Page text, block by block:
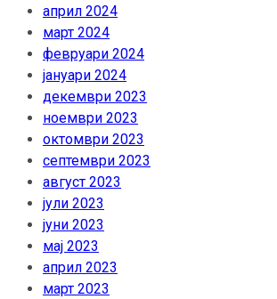
април 2024
март 2024
февруари 2024
јануари 2024
декември 2023
ноември 2023
октомври 2023
септември 2023
август 2023
јули 2023
јуни 2023
мај 2023
април 2023
март 2023